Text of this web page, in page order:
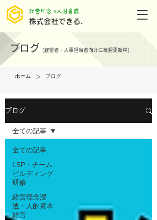
株式会社できる.
​経営理念 ×人財育成
ブログ (経営者・人事担当者向けに毎週更新中)
ホーム > ブログ
ブログ
全ての記事
LSP・チーム
ビルディング
研修
経営理念浸
透・人的資本
経営
全ての記事